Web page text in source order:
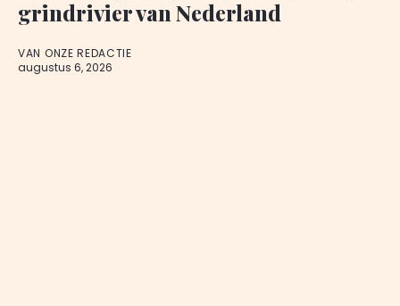
grindrivier van Nederland
VAN ONZE REDACTIE
augustus 6, 2026